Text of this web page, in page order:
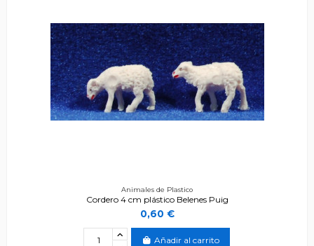
Animales de Plastico
Cordero 4 cm plástico Belenes Puig
0,60 €
Añadir al carrito